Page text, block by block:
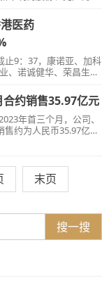
。
医药
止9：37，康诺亚、加科
、诺诚健华、荣昌生
2.76%。
约销售35.97亿元
年首三个月，公司、
约为人民币35.97亿
末页
搜一搜